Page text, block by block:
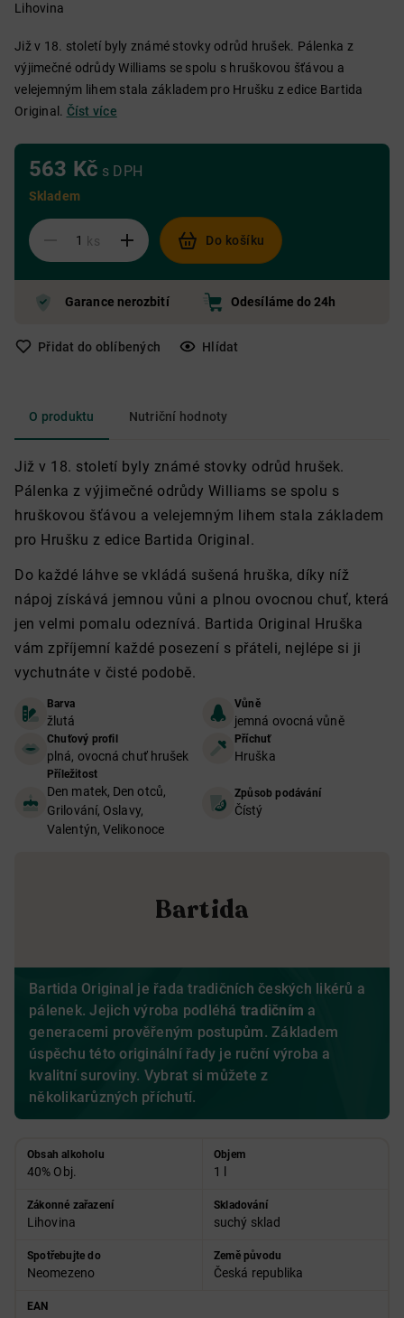
Lihovina
Již v 18. století byly známé stovky odrůd hrušek. Pálenka z
výjimečné odrůdy Williams se spolu s hruškovou šťávou a
velejemným lihem stala základem pro Hrušku z edice Bartida
Original. Číst více
563 Kč s DPH
Skladem
ks Do košíku
Garance nerozbití Odesíláme do 24h
Přidat do oblíbených Hlídat
O produktu Nutriční hodnoty
Již v 18. století byly známé stovky odrůd hrušek.
Pálenka z výjimečné odrůdy Williams se spolu s
hruškovou šťávou a velejemným lihem stala základem
pro Hrušku z edice Bartida Original.
Do každé láhve se vkládá sušená hruška, díky níž
nápoj získává jemnou vůni a plnou ovocnou chuť, která
jen velmi pomalu odeznívá. Bartida Original Hruška
vám zpříjemní každé posezení s přáteli, nejlépe si ji
vychutnáte v čisté podobě.
Barva
žlutá
Vůně
jemná ovocná vůně
Chuťový profil
plná, ovocná chuť hrušek
Příchuť
Hruška
Příležitost
Den matek, Den otců,
Grilování, Oslavy,
Valentýn, Velikonoce
Způsob podávání
Čístý
Bartida
Bartida Original je řada tradičních českých likérů a
pálenek. Jejich výroba podléhá tradičním a
generacemi prověřeným postupům. Základem
úspěchu této originální řady je ruční výroba a
kvalitní suroviny. Vybrat si můžete z
několikarůzných příchutí.
Obsah alkoholu
40% Obj.
Objem
1 l
Zákonné zařazení
Lihovina
Skladování
suchý sklad
Spotřebujte do
Neomezeno
Země původu
Česká republika
EAN